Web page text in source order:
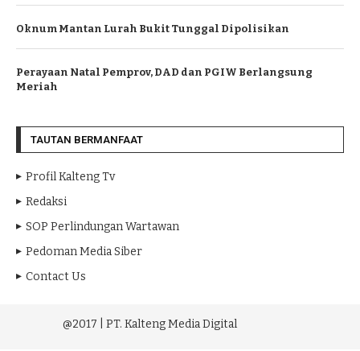
Oknum Mantan Lurah Bukit Tunggal Dipolisikan
Perayaan Natal Pemprov, DAD dan PGIW Berlangsung
Meriah
TAUTAN BERMANFAAT
Profil Kalteng Tv
Redaksi
SOP Perlindungan Wartawan
Pedoman Media Siber
Contact Us
@2017 | PT. Kalteng Media Digital